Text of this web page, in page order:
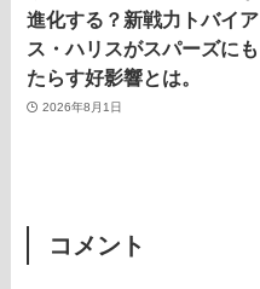
進化する？新戦力トバイア
ス・ハリスがスパーズにも
たらす好影響とは。
2026年8月1日
コメント